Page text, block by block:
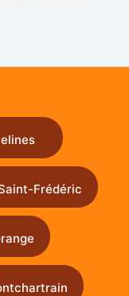
Frédéric